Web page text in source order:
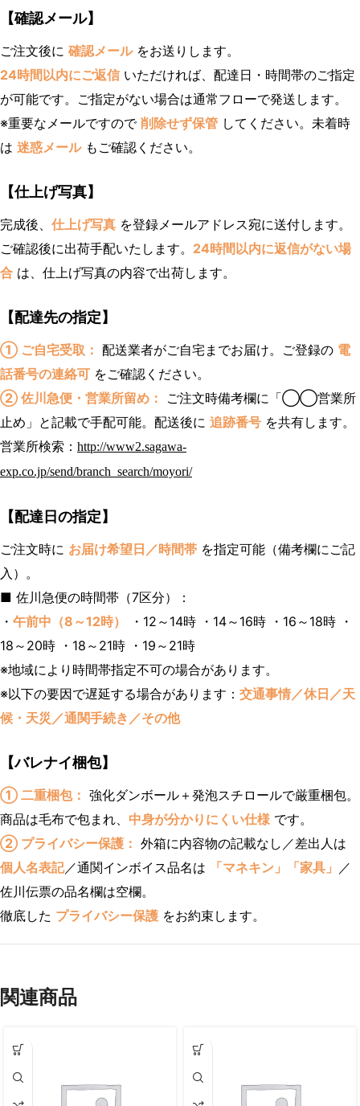
【確認メール】
ご注文後に 確認メールをお送りします。
24時間以内にご返信 いただければ、配達日・時間帯のご指定
が可能です。ご指定がない場合は通常フローで発送します。
※重要なメールですので 削除せず保管 してください。未着時
は 迷惑メールもご確認ください。
【仕上げ写真】
完成後、 仕上げ写真 を登録メールアドレス宛に送付します。
ご確認後に出荷手配いたします。 24時間以内に返信がない場
合 は、仕上げ写真の内容で出荷します。
【配達先の指定】
① ご自宅受取： 配送業者がご自宅までお届け。ご登録の 電
話番号の連絡可 をご確認ください。
② 佐川急便・営業所留め：
ご注文時備考欄に「◯◯営業所
止め」と記載で手配可能。配送後に 追跡番号 を共有します。
営業所検索： http://www2.sagawa-
exp.co.jp/send/branch_search/moyori/
【配達日の指定】
ご注文時に お届け希望日／時間帯 を指定可能（備考欄にご記
入）。
■ 佐川急便の時間帯（7区分）：
・ 午前中（8～12時）
・12～14時 ・14～16時 ・16～18時 ・
18～20時 ・18～21時 ・19～21時
※地域により時間帯指定不可の場合があります。
※以下の要因で遅延する場合があります： 交通事情／休日／天
候・天災／通関手続き／その他
【バレナイ梱包】
① 二重梱包： 強化ダンボール＋発泡スチロールで厳重梱包。
商品は毛布で包まれ、 中身が分かりにくい仕様 です。
② プライバシー保護： 外箱に内容物の記載なし／差出人は
個人名表記／通関インボイス品名は 「マネキン」「家具」 ／
佐川伝票の品名欄は空欄。
徹底した プライバシー保護 をお約束します。
関連商品